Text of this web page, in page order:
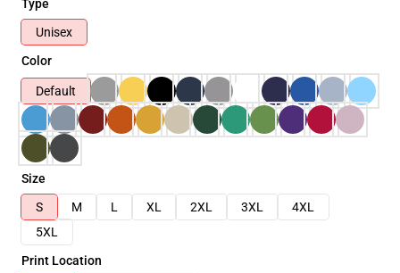
Type
Unisex
Color
Default
Size
S
M L XL 2XL 3XL
4XL
5XL
Print Location